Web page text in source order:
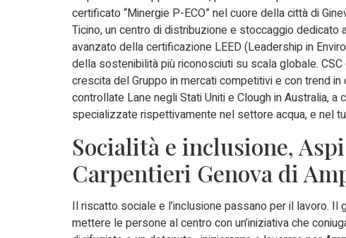
certificato “Minergie P-ECO” nel cuore della città di
Ticino, un centro di distribuzione e stoccaggio
avanzato della certificazione LEED (Leadership in
della sostenibilità più riconosciuti su scala globale.
crescita del Gruppo in mercati competitivi e con trend
controllate Lane negli Stati Uniti e Clough in Australia,
specializzate rispettivamente nel settore acqua, e nel
Socialità e inclusione,
Carpentieri Genova di
Il riscatto sociale e l’inclusione passano per il lavoro.
mettere le persone al centro con un’iniziativa che